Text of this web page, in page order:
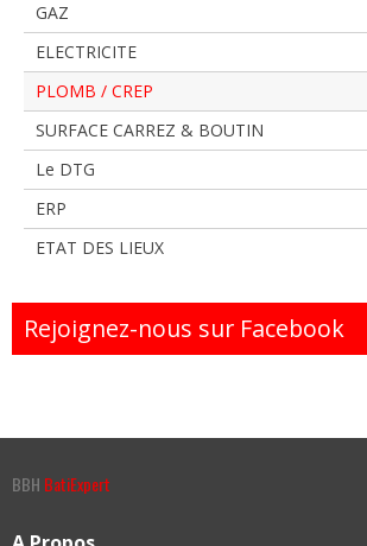
GAZ
ELECTRICITE
PLOMB / CREP
SURFACE CARREZ & BOUTIN
Le DTG
ERP
ETAT DES LIEUX
Rejoignez-nous sur Facebook
BBH BatiExpert